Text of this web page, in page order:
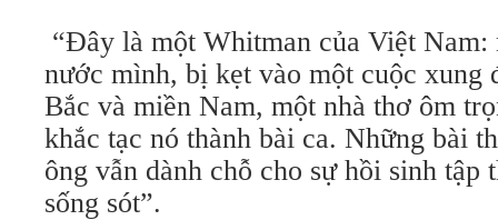
“Đây là một Whitman của Việt Nam:
nước mình, bị kẹt vào một cuộc xung
Bắc và miền Nam, một nhà thơ ôm
khắc tạc nó thành bài ca. Những bài
ông vẫn dành chỗ cho sự hồi sinh tập
sống sót”.